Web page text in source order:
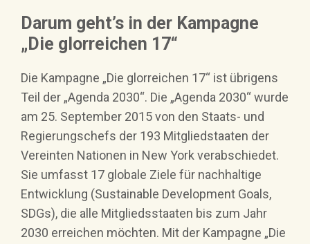
Darum geht’s in der Kampagne
„Die glorreichen 17“
Die Kampagne „Die glorreichen 17“ ist übrigens
Teil der „Agenda 2030“. Die „Agenda 2030“ wurde
am 25. September 2015 von den Staats- und
Regierungschefs der 193 Mitgliedstaaten der
Vereinten Nationen in New York verabschiedet.
Sie umfasst 17 globale Ziele für nachhaltige
Entwicklung (Sustainable Development Goals,
SDGs), die alle Mitgliedsstaaten bis zum Jahr
2030 erreichen möchten. Mit der Kampagne „Die